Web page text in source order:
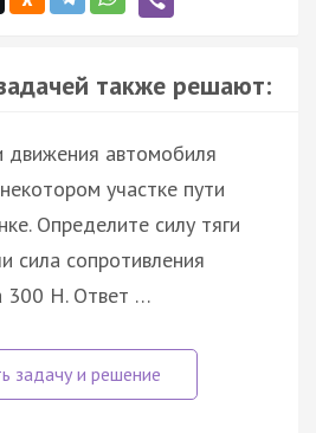
также решают:
движения автомобиля
участке пути
Определите силу тяги
сила сопротивления
300 Н. Ответ …